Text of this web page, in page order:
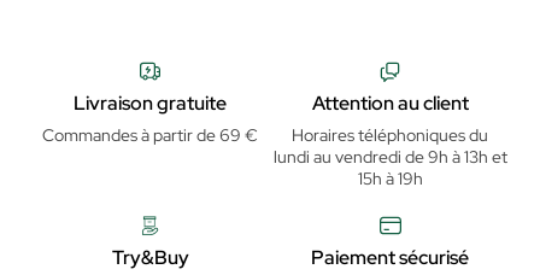
Livraison gratuite
Commandes à partir de 69 €
Attention au client
Horaires téléphoniques du
lundi au vendredi de 9h à 13h et
15h à 19h
Try&Buy Paiement sécurisé